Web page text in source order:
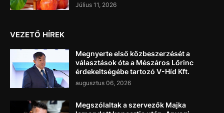
Július 11, 2026
VEZETŐ HÍREK
Megnyerte első közbeszerzését a
választások óta a Mészáros Lőrinc
érdekeltségébe tartozó V-Híd Kft.
augusztus 06, 2026
Megszólaltak a szervezők Majka